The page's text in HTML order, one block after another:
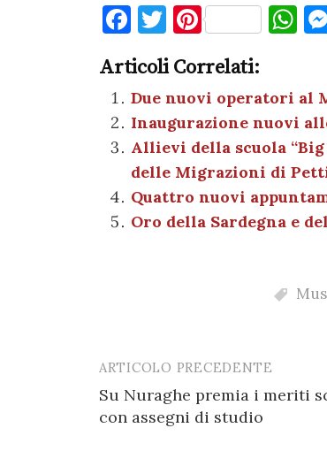
F
a
c
e
b
o
o
k
T
w
it
te
r
Pi
nt
er
es
t
W
s
A
p
p
Articoli Correlati:
Due nuovi operatori al
Inaugurazione nuovi
Allievi della scuola
delle Migrazioni di
Quattro nuovi
Oro della Sardegna e
Post
navigation
ARTICOLO PRECEDENTE
Su Nuraghe premia i meriti
con assegni di studio